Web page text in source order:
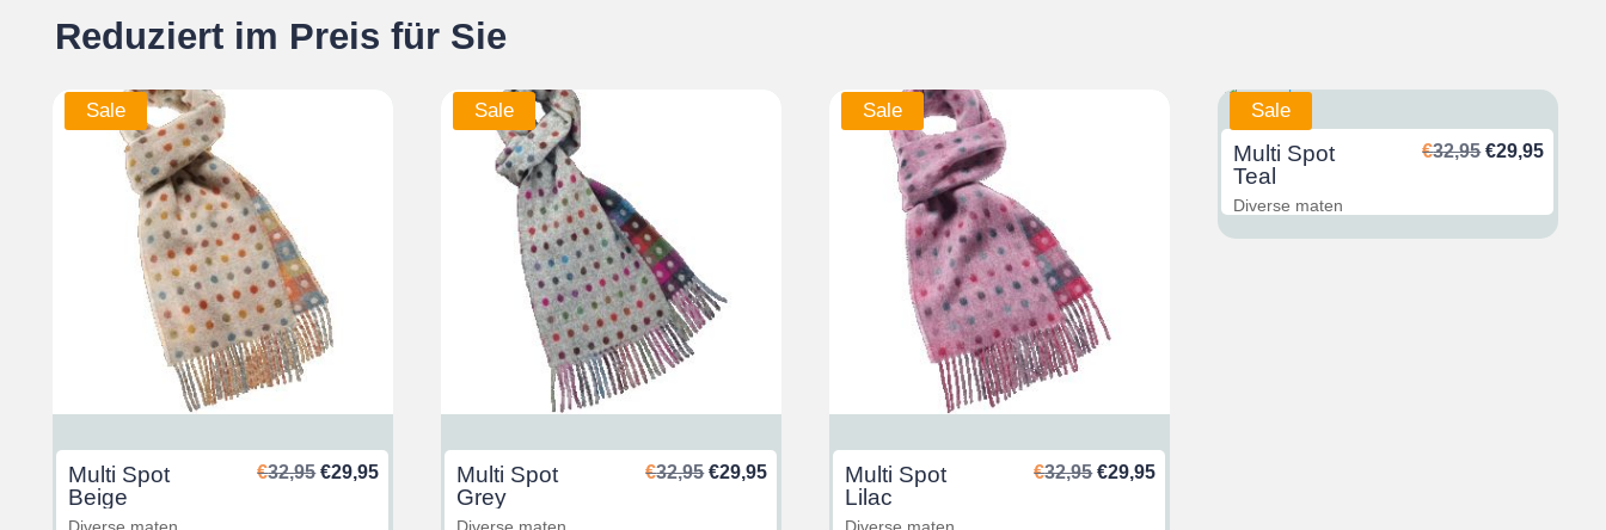
Reduziert im Preis für Sie
Sale
Multi Spot
Beige
€32,95 Ursprünglicher
€29,95Aktueller
Sale
Multi Spot
Grey
€32,95 Ursprünglicher
€29,95Aktueller
Sale
Multi Spot
Lilac
€32,95 Ursprünglicher
€29,95Aktueller
Sale
Multi Spot
Teal
€32,95
€32,95
€29,95
€29,95.
Diverse maten